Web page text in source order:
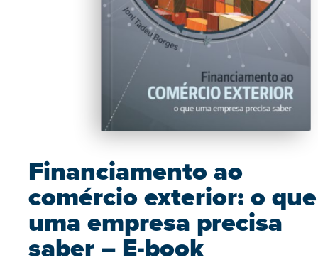
Financiamento ao
comércio exterior: o que
uma empresa precisa
saber – E-book